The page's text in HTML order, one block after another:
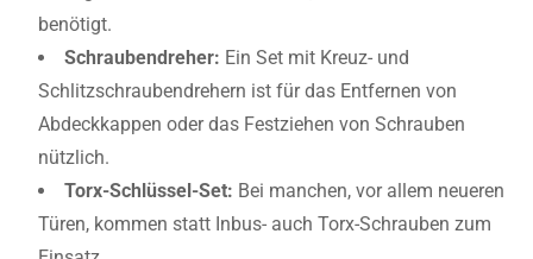
benötigt.
Schraubendreher: Ein Set mit Kreuz- und
Schlitzschraubendrehern ist für das Entfernen von
Abdeckkappen oder das Festziehen von Schrauben
nützlich.
Torx-Schlüssel-Set: Bei manchen, vor allem neueren
Türen, kommen statt Inbus- auch Torx-Schrauben zum